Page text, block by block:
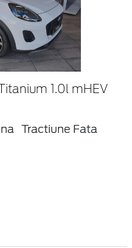
1.0l mHEV
Tractiune Fata